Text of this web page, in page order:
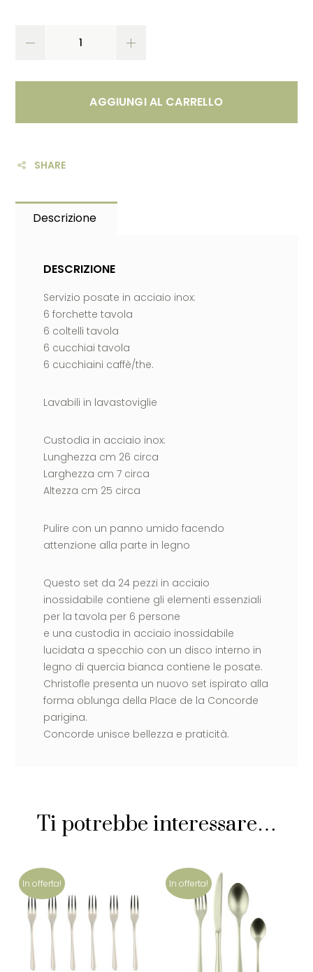
AGGIUNGI AL CARRELLO
SHARE
Descrizione
DESCRIZIONE
Servizio posate in acciaio inox:
6 forchette tavola
6 coltelli tavola
6 cucchiai tavola
6 cucchiaini caffè/the.
Lavabili in lavastoviglie
Custodia in acciaio inox:
Lunghezza cm 26 circa
Larghezza cm 7 circa
Altezza cm 25 circa
Pulire con un panno umido facendo
attenzione alla parte in legno
Questo set da 24 pezzi in acciaio
inossidabile contiene gli elementi essenziali
per la tavola per 6 persone
e una custodia in acciaio inossidabile
lucidata a specchio con un disco interno in
legno di quercia bianca contiene le posate.
Christofle presenta un nuovo set ispirato alla
forma oblunga della Place de la Concorde
parigina.
Concorde unisce bellezza e praticità.
Ti potrebbe interessare…
In offerta! In offerta!